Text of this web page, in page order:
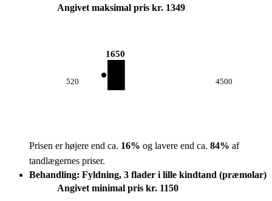
Angivet maksimal pris kr. 1349
520
1650
4500
Prisen er højere end ca. 16% og lavere end ca. 84% af
tandlægernes priser.
Behandling: Fyldning, 3 flader i lille kindtand (præmolar)
Angivet minimal pris kr. 1150